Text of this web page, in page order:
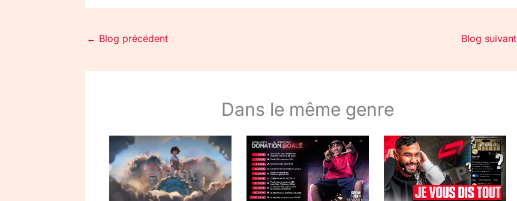
← Blog précédent Blog suivant
Dans le même genre